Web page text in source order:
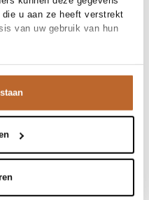
u aan ze heeft verstrekt
van uw gebruik van hun